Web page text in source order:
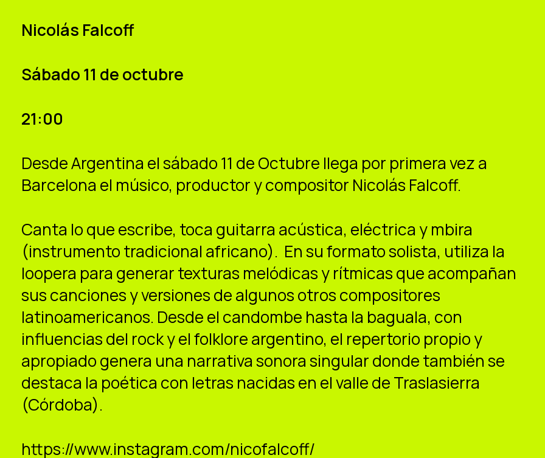
Nicolás Falcoff
Sábado 11 de octubre
21:00
Desde Argentina el sábado 11 de Octubre llega por primera vez a
Barcelona el músico, productor y compositor Nicolás Falcoff.
Canta lo que escribe, toca guitarra acústica, eléctrica y mbira
(instrumento tradicional africano). En su formato solista, utiliza la
loopera para generar texturas melódicas y rítmicas que acompañan
sus canciones y versiones de algunos otros compositores
latinoamericanos. Desde el candombe hasta la baguala, con
influencias del rock y el folklore argentino, el repertorio propio y
apropiado genera una narrativa sonora singular donde también se
destaca la poética con letras nacidas en el valle de Traslasierra
(Córdoba).
https://www.instagram.com/nicofalcoff/